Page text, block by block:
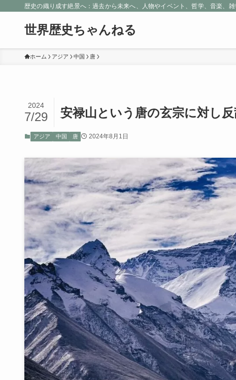
歴史の織り成す絶景へ：過去から未来へ、人物やイベント、哲学、音楽、
世界歴史ちゃんねる
ホーム アジア 中国 唐
安禄山という唐の玄宗に対し
2024
7/29
アジア 中国 唐 2024年8月1日